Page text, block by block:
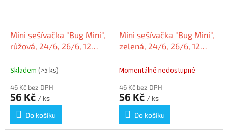
Mini sešívačka "Bug Mini",
růžová, 24/6, 26/6, 12
Skladem (>5 ks)
46 Kč bez DPH
56 Kč / ks
Do košíku
Mini sešívačka "Bug Mini",
zelená, 24/6, 26/6, 12
Momentálně nedostupné
46 Kč bez DPH
56 Kč / ks
Do košíku